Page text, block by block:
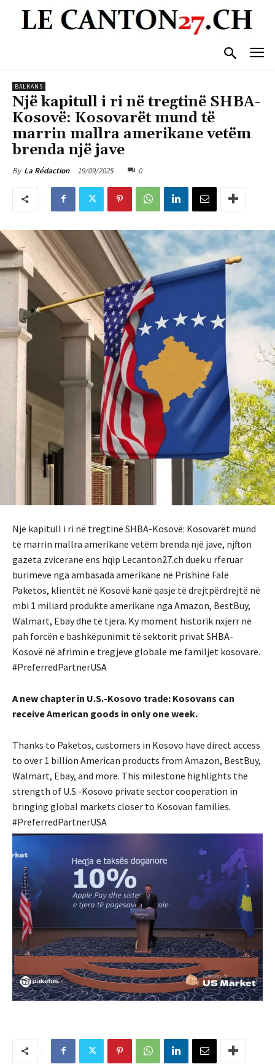
BALKANS
Një kapitull i ri në tregtinë SHBA-
Kosovë: Kosovarët mund të
marrin mallra amerikane vetëm
brenda një jave
By La Rédaction 19/09/2025 0
Një kapitull i ri në tregtinë SHBA-Kosovë: Kosovarët mund
të marrin mallra amerikane vetëm brenda një jave, njfton
gazeta zvicerane ens hqip Lecanton27.ch duek u rferuar
burimeve nga ambasada amerikane në Prishinë Falë
Paketos, klientët në Kosovë kanë qasje të drejtpërdrejtë në
mbi 1 miliard produkte amerikane nga Amazon, BestBuy,
Walmart, Ebay dhe të tjera. Ky moment historik nxjerr në
pah forcën e bashkëpunimit të sektorit privat SHBA-
Kosovë në afrimin e tregjeve globale me familjet kosovare.
#PreferredPartnerUSA
A new chapter in U.S.-Kosovo trade: Kosovans can
receive American goods in only one week.
Thanks to Paketos, customers in Kosovo have direct access
to over 1 billion American products from Amazon, BestBuy,
Walmart, Ebay, and more. This milestone highlights the
strength of U.S.-Kosovo private sector cooperation in
bringing global markets closer to Kosovan families.
#PreferredPartnerUSA